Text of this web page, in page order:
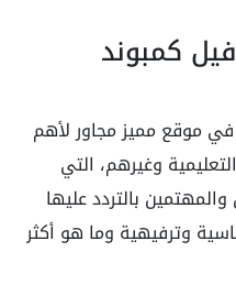
كمبوند
موقع مميز مجاور لأهم
وغيرهم، التي
بالتردد عليها
وترفيهية وما هو أكثر